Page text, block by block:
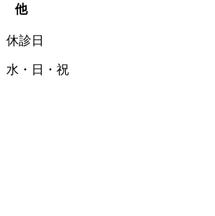
他
休診日
水・日・祝